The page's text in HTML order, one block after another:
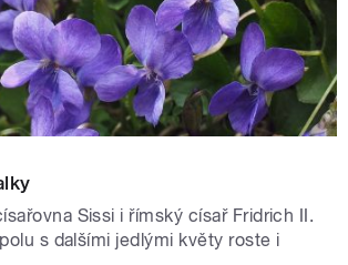
Sissi i římský císař Fridrich II.
s dalšími jedlými květy roste i